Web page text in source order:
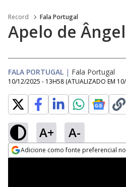
Record Fala Portugal
Apelo de
FALA PORTUGAL | Fala Portugal
10/12/2025 - 13H58 (ATUALIZADO EM
A+ A-
Adicione como fonte preferencial